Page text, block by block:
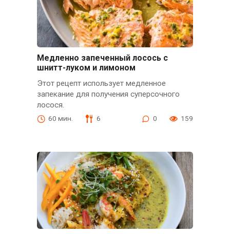
Медленно запеченный лосось с
шнитт-луком и лимоном
Этот рецепт использует медленное
запекание для получения суперсочного
лосося.
60 мин. 6 0 159